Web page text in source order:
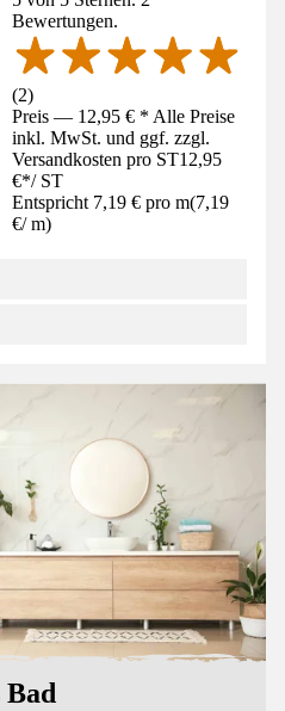
Bewertungen.
(2)
Preis — 12,95 € * Alle Preise
inkl. MwSt. und ggf. zzgl.
Versandkosten pro ST12,95
€*/ ST
Entspricht 7,19 € pro m(7,19
€/ m)
Bad